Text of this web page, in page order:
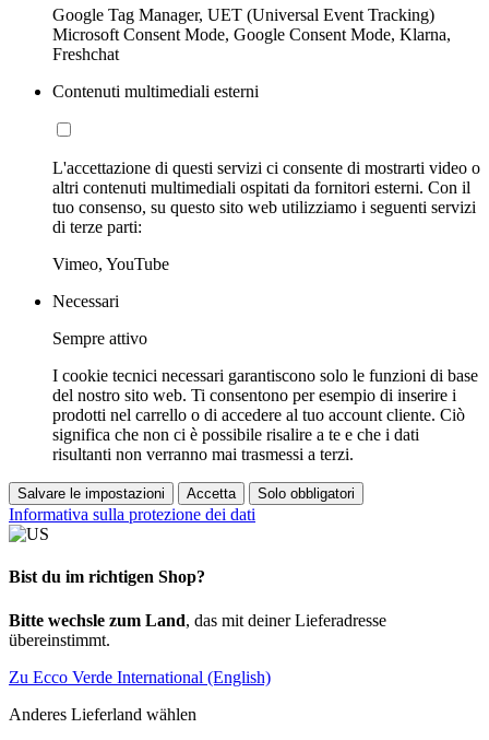
Google Tag Manager, UET (Universal Event Tracking)
Microsoft Consent Mode, Google Consent Mode, Klarna,
Freshchat
Contenuti multimediali esterni
L'accettazione di questi servizi ci consente di mostrarti video o
altri contenuti multimediali ospitati da fornitori esterni. Con il
tuo consenso, su questo sito web utilizziamo i seguenti servizi
di terze parti:
Vimeo, YouTube
Necessari
Sempre attivo
I cookie tecnici necessari garantiscono solo le funzioni di base
del nostro sito web. Ti consentono per esempio di inserire i
prodotti nel carrello o di accedere al tuo account cliente. Ciò
significa che non ci è possibile risalire a te e che i dati
risultanti non verranno mai trasmessi a terzi.
Salvare le impostazioni Accetta Solo obbligatori
Informativa sulla protezione dei dati
Bist du im richtigen Shop?
Bitte wechsle zum Land, das mit deiner Lieferadresse
übereinstimmt.
Zu Ecco Verde International (English)
Anderes Lieferland wählen